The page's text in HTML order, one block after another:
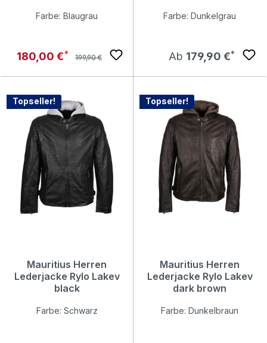
Farbe: Blaugrau
Verkaufspreis:
180,00 € Regulärer Preis:
199,90 €
Farbe: Dunkelgrau
Regulärer Preis:
Ab 179,90 €
Topseller!
Mauritius Herren
Lederjacke Rylo Lakev
black
Farbe: Schwarz
Topseller!
Mauritius Herren
Lederjacke Rylo Lakev
dark brown
Farbe: Dunkelbraun